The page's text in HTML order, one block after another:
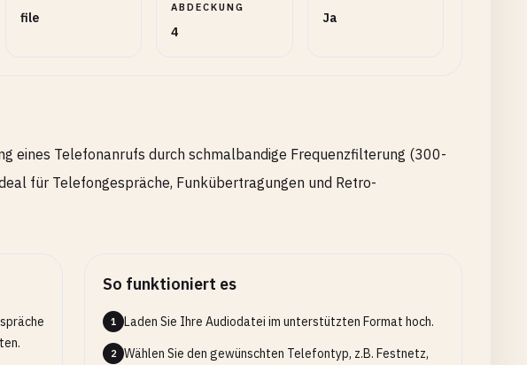
file
ABDECKUNG
4
Ja
eines Telefonanrufs durch schmalbandige Frequenzfilterung (300-
für Telefongespräche, Funkübertragungen und Retro-
So funktioniert es
1 Laden Sie Ihre Audiodatei im unterstützten Format hoch.
2 Wählen Sie den gewünschten Telefontyp, z.B. Festnetz,